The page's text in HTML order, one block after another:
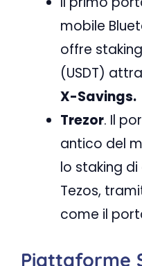
mobile
offre
(USDT)
X-Savings.
Trezor. Il
antico del
lo staking
Tezos,
come il
Piattaforme